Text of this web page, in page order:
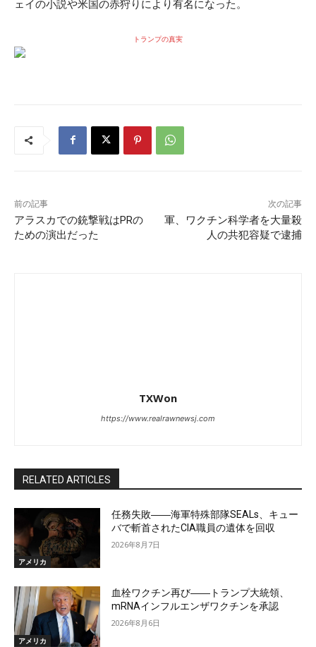
ェイの小説や米国の赤狩りにより有名になった。
トランプの真実
前の記事
アラスカでの銃撃戦はPRの
ための演出だった
次の記事
軍、ワクチン科学者を大量殺
人の共犯容疑で逮捕
TXWon
https://www.realrawnewsj.com
RELATED ARTICLES
アメリカ
任務失敗――海軍特殊部隊SEALs、キュー
バで斬首されたCIA職員の遺体を回収
2026年8月7日
アメリカ
血栓ワクチン再び――トランプ大統領、
mRNAインフルエンザワクチンを承認
2026年8月6日